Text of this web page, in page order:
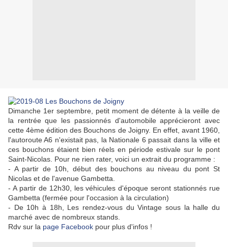
Dimanche 1er septembre, petit moment de détente à la veille de
la rentrée que les passionnés d'automobile apprécieront avec
cette 4ème édition des Bouchons de Joigny. En effet, avant 1960,
l'autoroute A6 n'existait pas, la Nationale 6 passait dans la ville et
ces bouchons étaient bien réels en période estivale sur le pont
Saint-Nicolas. Pour ne rien rater, voici un extrait du programme :
- A partir de 10h, début des bouchons au niveau du pont St
Nicolas et de l'avenue Gambetta.
- A partir de 12h30, les véhicules d'époque seront stationnés rue
Gambetta (fermée pour l'occasion à la circulation)
- De 10h à 18h, Les rendez-vous du Vintage sous la halle du
marché avec de nombreux stands.
Rdv sur la page Facebook pour plus d'infos !